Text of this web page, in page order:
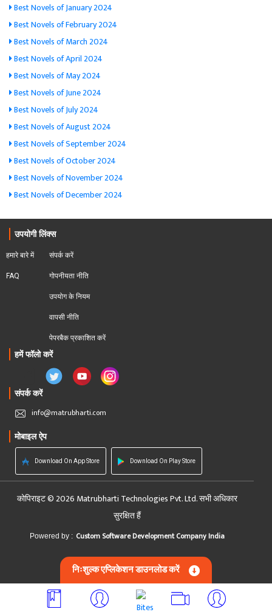
Best Novels of January 2024
Best Novels of February 2024
Best Novels of March 2024
Best Novels of April 2024
Best Novels of May 2024
Best Novels of June 2024
Best Novels of July 2024
Best Novels of August 2024
Best Novels of September 2024
Best Novels of October 2024
Best Novels of November 2024
Best Novels of December 2024
उपयोगी लिंक्स
हमारे बारे में
FAQ
संपर्क करें
गोपनीयता नीति
उपयोग के नियम
वापसी नीति
पेपरबैक प्रकाशित करें
हमें फॉलो करें
संपर्क करें
info@matrubharti.com
मोबाइल ऐप
Download On App Store Download On Play Store
कोपिराइट © 2026 Matrubharti Technologies Pvt. Ltd. सभी अधिकार
सुरक्षित हैं
Powered by : Custom Software Development Company India
निःशुल्क एप्लिकेशन डाउनलोड करें